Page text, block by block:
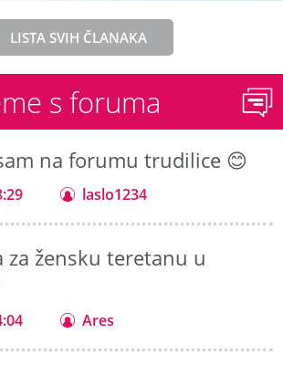
LISTA SVIH ČLANAKA
s foruma
na forumu trudilice 😊
laslo1234
za žensku teretanu u
Ares